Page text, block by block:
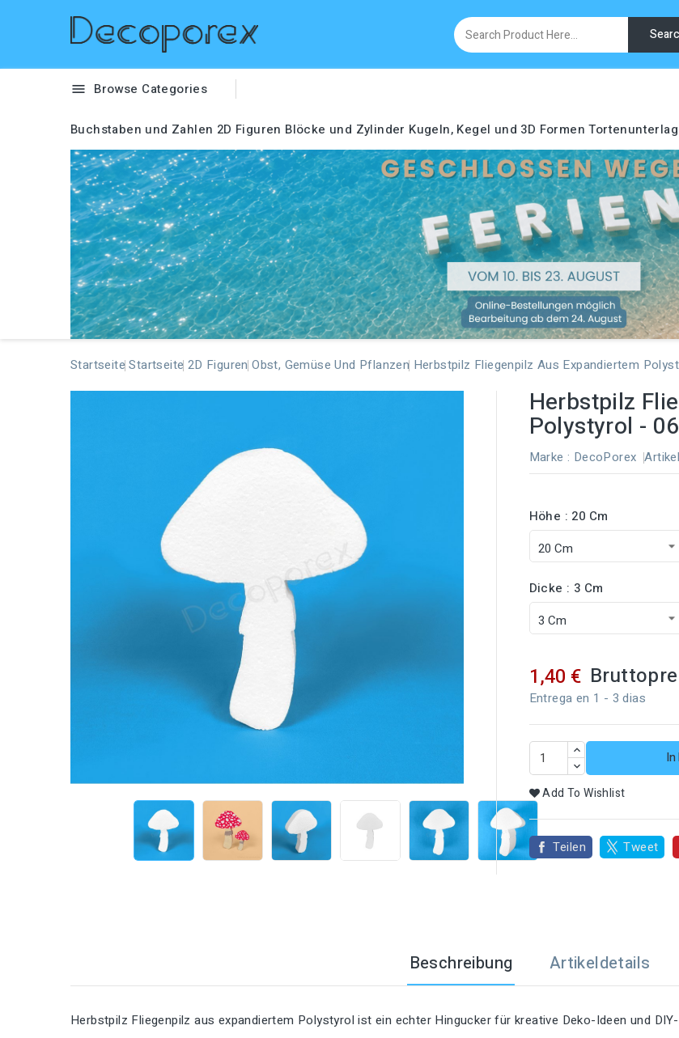
 Browse Categories
Buchstaben und Zahlen 2D Figuren Blöcke und Zylinder Kugeln, Kegel und 3D Formen
Startseite Startseite 2D Figuren Obst, Gemüse Und Pflanzen Herbstpilz Fliegenpilz Aus Expandiertem
Herbstpilz
Polystyrol -
Marke : DecoPorex
Höhe : 20 Cm
Dicke : 3 Cm
1,40 €
Entrega en 1 - 3 dias
In
Add To Wishlist
Teilen Tweet
Beschreibung Artikeldetails
Herbstpilz Fliegenpilz aus expandiertem Polystyrol ist ein echter Hingucker für kreative Deko-Ideen und